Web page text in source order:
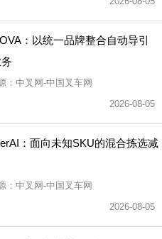
：以统一品牌整合自动导引
：中叉网-中国叉车网
2026-08-05
：面向未知SKU的混合拣选减
：中叉网-中国叉车网
2026-08-05